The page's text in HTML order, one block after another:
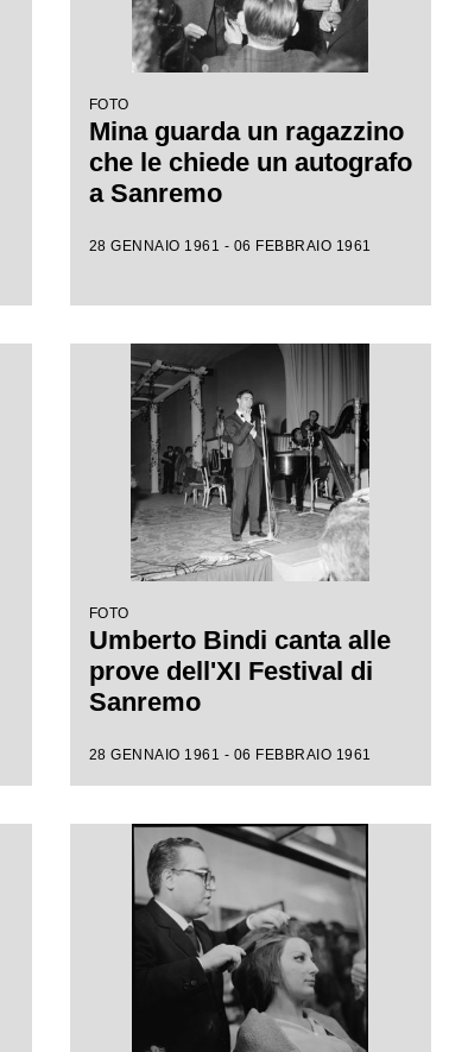
FOTO
Mina guarda un ragazzino
che le chiede un autografo
a Sanremo
28 GENNAIO 1961 - 06 FEBBRAIO 1961
FOTO
Umberto Bindi canta alle
prove dell'XI Festival di
Sanremo
28 GENNAIO 1961 - 06 FEBBRAIO 1961